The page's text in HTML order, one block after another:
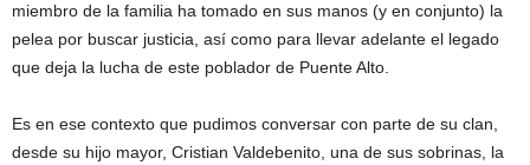
miembro de la familia ha tomado en sus manos (y en conjunto) la
pelea por buscar justicia, así como para llevar adelante el legado
que deja la lucha de este poblador de Puente Alto.
Es en ese contexto que pudimos conversar con parte de su clan,
desde su hijo mayor, Cristian Valdebenito, una de sus sobrinas, la